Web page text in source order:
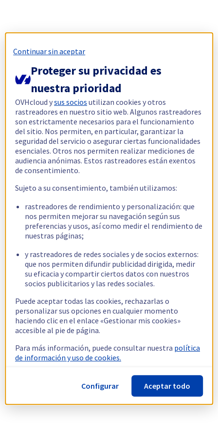
Continuar sin aceptar
Proteger su privacidad es
nuestra prioridad
OVHcloud ysus socios utilizan cookies y otros
rastreadores en nuestro sitio web. Algunos rastreadores
son estrictamente necesarios para el funcionamiento
del sitio. Nos permiten, en particular, garantizar la
seguridad del servicio o asegurar ciertas funcionalidades
esenciales. Otros nos permiten realizar mediciones de
audiencia anónimas. Estos rastreadores están exentos
de consentimiento.
Sujeto a su consentimiento, también utilizamos:
rastreadores de rendimiento y personalización: que
nos permiten mejorar su navegación según sus
preferencias y usos, así como medir el rendimiento de
nuestras páginas;
y rastreadores de redes sociales y de socios externos:
que nos permiten difundir publicidad dirigida, medir
su eficacia y compartir ciertos datos con nuestros
socios publicitarios y las redes sociales.
Puede aceptar todas las cookies, rechazarlas o
personalizar sus opciones en cualquier momento
haciendo clic en el enlace «Gestionar mis cookies»
accesible al pie de página.
Para más información, puede consultar nuestra política
de información y uso de cookies.
Configurar Aceptar todo